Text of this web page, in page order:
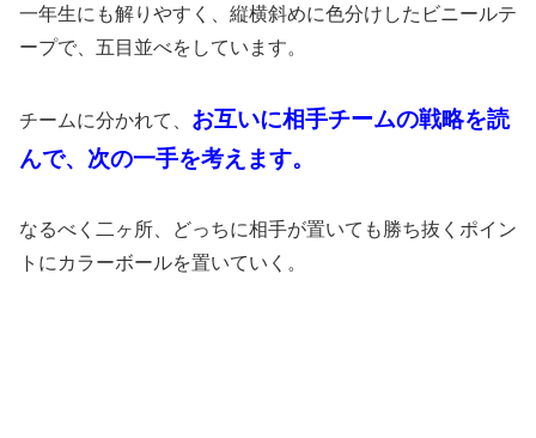
一年生にも解りやすく、縦横斜めに色分けしたビニールテ
ープで、五目並べをしています。
チームに分かれて、 お互いに相手チームの戦略を読
んで、次の一手を考えます。
なるべく二ヶ所、どっちに相手が置いても勝ち抜くポイン
トにカラーボールを置いていく。